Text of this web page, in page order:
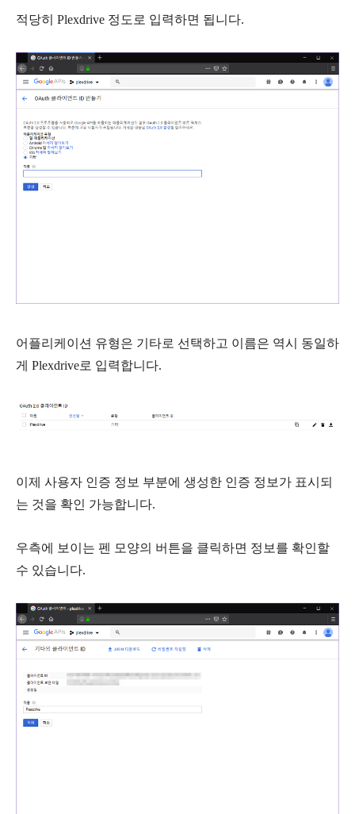
적당히 Plexdrive 정도로 입력하면 됩니다.
어플리케이션 유형은 기타로 선택하고 이름은 역시 동일하
게 Plexdrive로 입력합니다.
이제 사용자 인증 정보 부분에 생성한 인증 정보가 표시되
는 것을 확인 가능합니다.
우측에 보이는 펜 모양의 버튼을 클릭하면 정보를 확인할
수 있습니다.